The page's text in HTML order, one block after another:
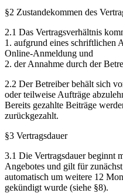
§2 Zustandekommen des
2.1 Das Vertragsverhältnis
1. aufgrund eines schriftlichen
Online-Anmeldung und
2. der Annahme durch der
2.2 Der Betreiber behält sich
oder teilweise Aufträge
Bereits gezahlte Beiträge
zurückgezahlt.
§3 Vertragsdauer
3.1 Die Vertragsdauer beginnt
Angebotes und gilt für
automatisch um weitere 12
gekündigt wurde (siehe §8).